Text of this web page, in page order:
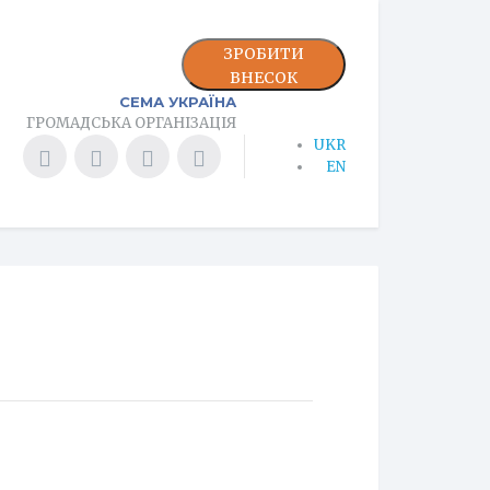
ЗРОБИТИ
ВНЕСОК
СЕМА УКРАЇНА
ГРОМАДСЬКА ОРГАНІЗАЦІЯ
UKR
EN